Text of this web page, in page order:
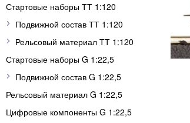
Стартовые наборы ТТ 1:120
Подвижной состав ТТ 1:120
Рельсовый материал ТТ 1:120
Стартовые наборы G 1:22,5
Подвижной состав G 1:22,5
Рельсовый материал G 1:22,5
Цифровые компоненты G 1:22,5